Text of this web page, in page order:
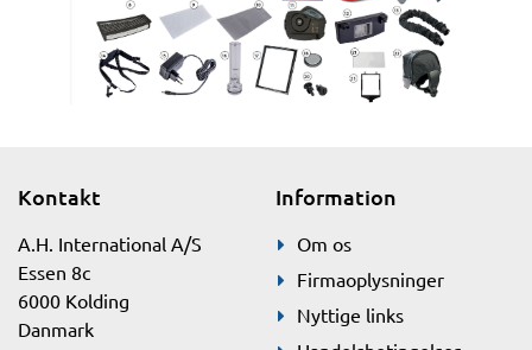
Kontakt
A.H. International A/S
Essen 8c
6000 Kolding
Danmark
Information
Om os
Firmaoplysninger
Nyttige links